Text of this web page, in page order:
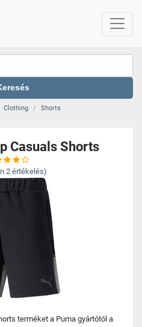
Clothing
Shorts
Casuals Shorts
2 értékelés)
terméket a Puma gyártótól a